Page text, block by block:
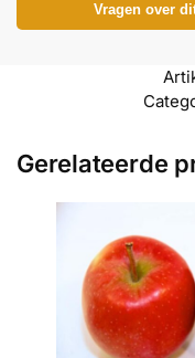
Vragen over
Gerelateerde